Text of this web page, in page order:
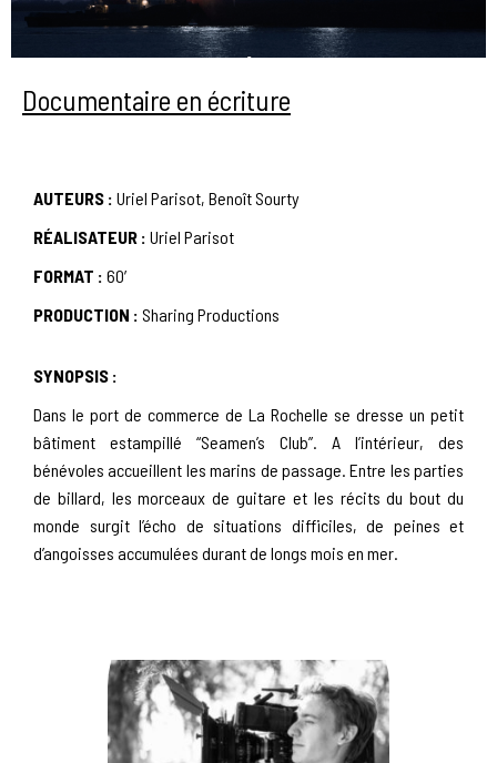
Documentaire en écriture
AUTEURS : Uriel Parisot, Benoît Sourty
RÉALISATEUR : Uriel Parisot
FORMAT : 60′
PRODUCTION : Sharing Productions
SYNOPSIS :
Dans le port de commerce de La Rochelle se dresse un petit
bâtiment estampillé “Seamen’s Club”. A l’intérieur, des
bénévoles accueillent les marins de passage. Entre les parties
de billard, les morceaux de guitare et les récits du bout du
monde surgit l’écho de situations difficiles, de peines et
d’angoisses accumulées durant de longs mois en mer.